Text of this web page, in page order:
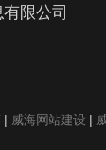
限公司
| 威海网站建设 |